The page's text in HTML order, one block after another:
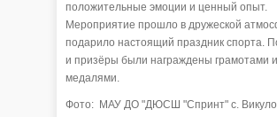
положительные эмоции и ценный опыт.
Мероприятие прошло в дружеской
подарило настоящий праздник спорта.
и призёры были награждены грамотами и
медалями.
Фото: МАУ ДО "ДЮСШ "Спринт" с.